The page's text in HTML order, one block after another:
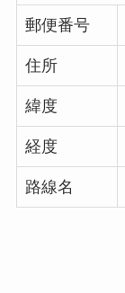
郵便番号
住所
緯度
経度
路線名